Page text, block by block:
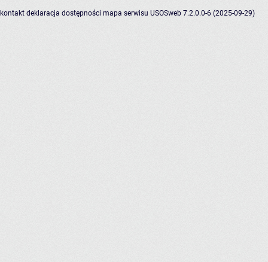
kontakt deklaracja dostępności mapa serwisu USOSweb 7.2.0.0-6 (2025-09-29)